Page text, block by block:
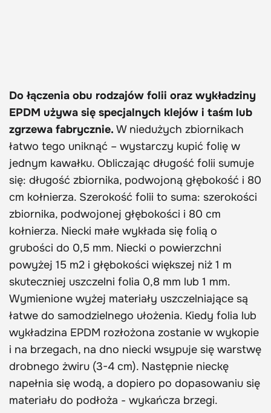
Do łączenia obu rodzajów folii oraz wykładziny
EPDM używa się specjalnych klejów i taśm lub
zgrzewa fabrycznie. W niedużych zbiornikach
łatwo tego uniknąć – wystarczy kupić folię w
jednym kawałku. Obliczając długość folii sumuje
się: długość zbiornika, podwojoną głębokość i 80
cm kołnierza. Szerokość folii to suma: szerokości
zbiornika, podwojonej głębokości i 80 cm
kołnierza. Niecki małe wykłada się folią o
grubości do 0,5 mm. Niecki o powierzchni
powyżej 15 m2 i głębokości większej niż 1 m
skuteczniej uszczelni folia 0,8 mm lub 1 mm.
Wymienione wyżej materiały uszczelniające są
łatwe do samodzielnego ułożenia. Kiedy folia lub
wykładzina EPDM rozłożona zostanie w wykopie
i na brzegach, na dno niecki wsypuje się warstwę
drobnego żwiru (3-4 cm). Następnie nieckę
napełnia się wodą, a dopiero po dopasowaniu się
materiału do podłoża - wykańcza brzegi.